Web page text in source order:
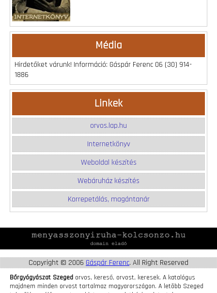
Média
Hirdetőket várunk! Információ: Gáspár Ferenc 06 (30) 914-
1886
Linkek
orvos.lap.hu
Internetkönyv
Weboldal készítés
Webáruház készítés
Korrepetálás, magántanár
Copyright © 2006 Gáspár Ferenc. All Right Reserved
Bőrgyógyászat Szeged orvos, kereső, orvost, keresek. A katalógus
majdnem minden orvost tartalmaz magyarországon. A letöbb Szeged